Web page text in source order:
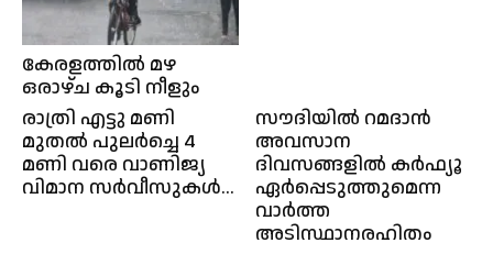
കേരളത്തിൽ മഴ
ഒരാഴ്ച കൂടി നീളും
രാത്രി എട്ടു മണി
മുതൽ പുലർച്ചെ 4
മണി വരെ വാണിജ്യ
വിമാന സർവീസുകൾ...
സൗദിയിൽ റമദാൻ
അവസാന
ദിവസങ്ങളിൽ കർഫ്യൂ
ഏർപ്പെടുത്തുമെന്ന
വാർത്ത
അടിസ്ഥാനരഹിതം